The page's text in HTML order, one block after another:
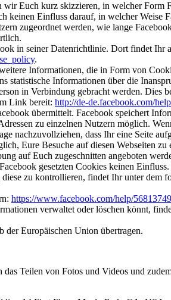
Euch kurz skizzieren, in welcher Form
Einfluss darauf, in welcher Weise
zugeordnet werden, wie lange
in seiner Datenrichtlinie. Dort findet
.
Informationen, die in Form von
statistische Informationen über die
in Verbindung gebracht werden. Dies
Link bereit: http://de-de.facebook.com/
übermittelt. Facebook speichert
zu einzelnen Nutzern möglich.
nachzuvollziehen, dass Ihr eine Seite
Eure Besuche auf diesen Webseiten
auf Euch zugeschnitten angeboten
gesetzten Cookies keinen
zu kontrollieren, findet Ihr unter dem
https://www.facebook.com/help/
verwaltet oder löschen könnt,
der Europäischen Union übertragen.
Teilen von Fotos und Videos und